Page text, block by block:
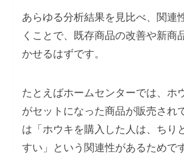
あらゆる分析結果を見比べ、関連
くことで、既存商品の改善や新商
かせるはずです。
たとえばホームセンターでは、ホ
がセットになった商品が販売され
は「ホウキを購入した人は、ちり
すい」という関連性があるためで